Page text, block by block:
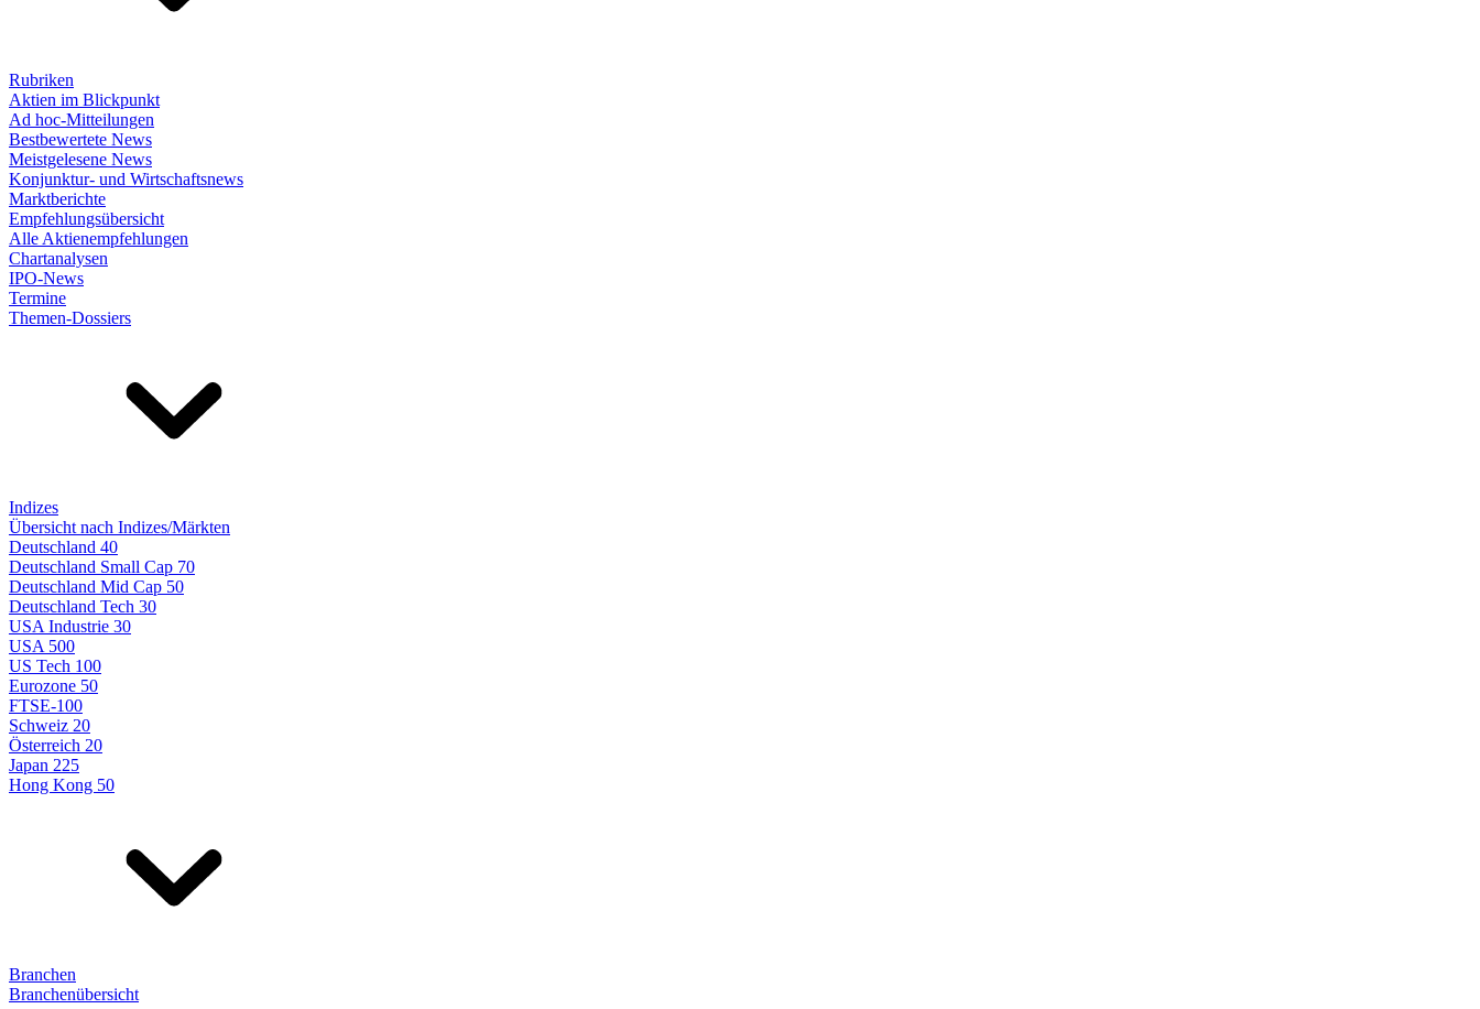
Rubriken
Aktien im Blickpunkt
Ad hoc-Mitteilungen
Bestbewertete News
Meistgelesene News
Konjunktur- und Wirtschaftsnews
Marktberichte
Empfehlungsübersicht
Alle Aktienempfehlungen
Chartanalysen
IPO-News
Termine
Themen-Dossiers
Indizes
Übersicht nach Indizes/Märkten
Deutschland 40
Deutschland Small Cap 70
Deutschland Mid Cap 50
Deutschland Tech 30
USA Industrie 30
USA 500
US Tech 100
Eurozone 50
FTSE-100
Schweiz 20
Österreich 20
Japan 225
Hong Kong 50
Branchen
Branchenübersicht